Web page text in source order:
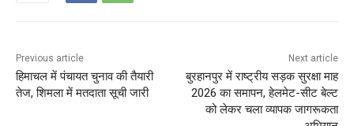
Previous article
हिमाचल में पंचायत चुनाव की तैयारी
तेज, शिमला में मतदाता सूची जारी
Next article
बुरहानपुर में राष्ट्रीय सड़क सुरक्षा माह
2026 का समापन, हेलमेट-सीट बेल्ट
को लेकर चला व्यापक जागरूकता